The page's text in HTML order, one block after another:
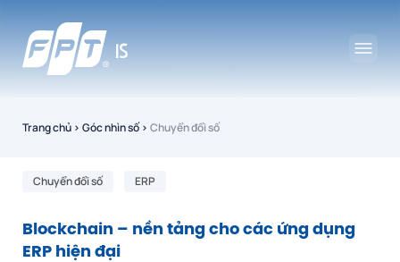
Trang chủ › Góc nhìn số› Chuyển đổi số
Chuyển đổi số ERP
Blockchain – nền tảng cho các ứng dụng
ERP hiện đại